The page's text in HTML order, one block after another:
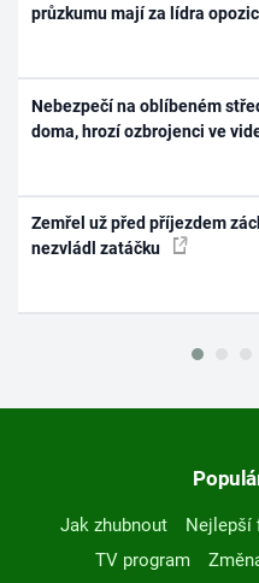
průzkumu mají za lídra
Nebezpečí na oblíbeném
doma, hrozí ozbrojenci ve
Zemřel už před příjezdem
nezvládl zatáčku
Jak zhubnout Nejlepší
TV program